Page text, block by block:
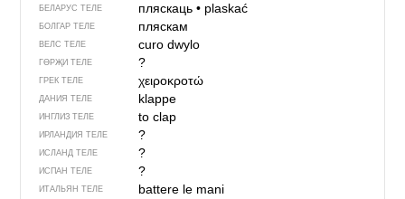
БЕЛАРУС ТЕЛЕ пляскаць• plaskać
БОЛГАР ТЕЛЕ пляскам
ВЕЛС ТЕЛЕ curo dwylo
ГӨРҖИ ТЕЛЕ ?
ГРЕК ТЕЛЕ χειροκροτώ
ДАНИЯ ТЕЛЕ klappe
ИНГЛИЗ ТЕЛЕ to clap
ИРЛАНДИЯ ТЕЛЕ ?
ИСЛАНД ТЕЛЕ ?
ИСПАН ТЕЛЕ ?
ИТАЛЬЯН ТЕЛЕ battere le mani